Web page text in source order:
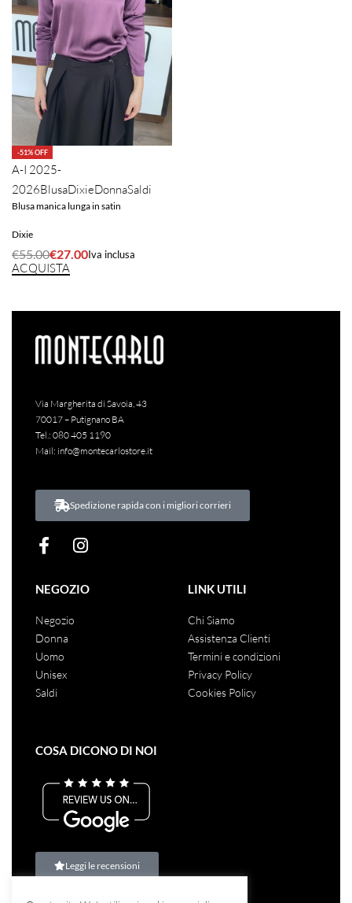
-51% OFF
A-I 2025-
2026BlusaDixieDonnaSaldi
Blusa manica lunga in satin
Dixie
€55.00€27.00Iva inclusa
ACQUISTA
Via Margherita di Savoia, 43
70017 – Putignano BA
Tel.: 080 405 1190
Mail: info@montecarlostore.it
Spedizione rapida con i migliori corrieri
NEGOZIO
Negozio
Donna
Uomo
Unisex
Saldi
LINK UTILI
Chi Siamo
Assistenza Clienti
Termini e condizioni
Privacy Policy
Cookies Policy
COSA DICONO DI NOI
Leggi le recensioni